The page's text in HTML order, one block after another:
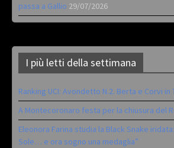
passa a Gallio 29/07/2026
I più letti della settimana
Ranking UCI: Avondetto N.2. Berta e Corvi in
A Montecoronaro festa per la chiusura del
Eleonora Farina studia la Black Snake
Sole… e ora sogno una medaglia”